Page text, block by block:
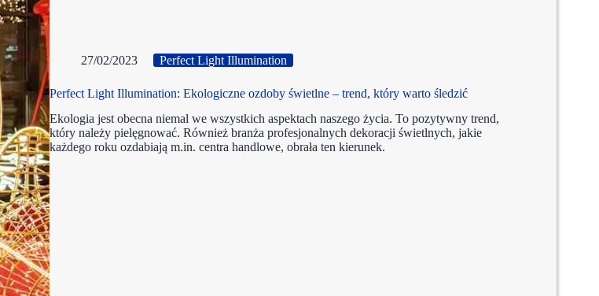
27/02/2023 Perfect Light Illumination
Perfect Light Illumination: Ekologiczne ozdoby świetlne – trend, który warto śledzić
Ekologia jest obecna niemal we wszystkich aspektach naszego życia. To pozytywny trend,
który należy pielęgnować. Również branża profesjonalnych dekoracji świetlnych, jakie
każdego roku ozdabiają m.in. centra handlowe, obrała ten kierunek.